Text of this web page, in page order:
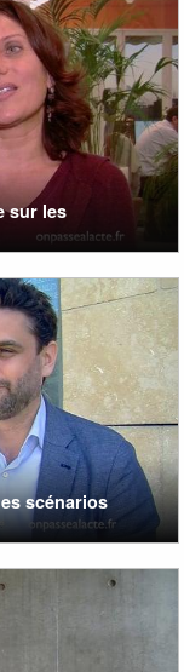
sur les
scénarios